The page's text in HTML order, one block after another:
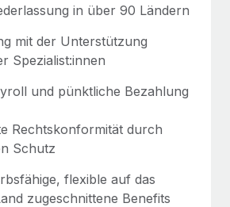
in über 90 Ländern
mit der Unterstützung
Spezialist:innen
und pünktliche Bezahlung
Rechtskonformität durch
Schutz
flexible auf das
zugeschnittene Benefits